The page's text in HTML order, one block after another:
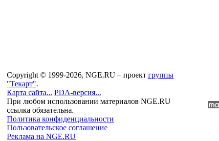
Copyright © 1999-2026, NGE.RU – проект группы
"Текарт".
Карта сайта... PDA-версия...
При любом использовании материалов NGE.RU
ссылка обязательна.
Политика конфиденциальности
Пользовательское соглашение
Реклама на NGE.RU